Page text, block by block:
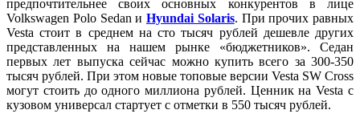
предпочтительнее своих основных конкурентов в лице
Volkswagen Polo Sedan и Hyundai Solaris. При прочих равных
Vesta стоит в среднем на сто тысяч рублей дешевле других
представленных на нашем рынке «бюджетников». Седан
первых лет выпуска сейчас можно купить всего за 300-350
тысяч рублей. При этом новые топовые версии Vesta SW Cross
могут стоить до одного миллиона рублей. Ценник на Vesta с
кузовом универсал стартует с отметки в 550 тысяч рублей.